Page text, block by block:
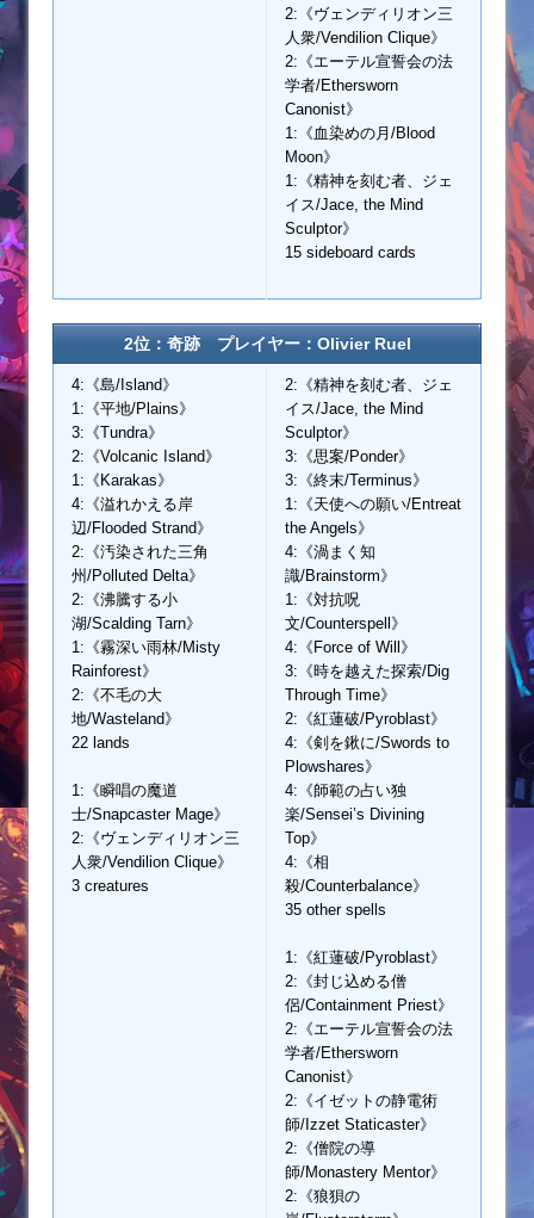
2:《ヴェンディリオン三
人衆/Vendilion Clique》
2:《エーテル宣誓会の法
学者/Ethersworn
Canonist》
1:《血染めの月/Blood
Moon》
1:《精神を刻む者、ジェ
イス/Jace, the Mind
Sculptor》
15 sideboard cards
2位：奇跡 プレイヤー：Olivier Ruel
4:《島/Island》
1:《平地/Plains》
3:《Tundra》
2:《Volcanic Island》
1:《Karakas》
4:《溢れかえる岸
辺/Flooded Strand》
2:《汚染された三角
州/Polluted Delta》
2:《沸騰する小
湖/Scalding Tarn》
1:《霧深い雨林/Misty
Rainforest》
2:《不毛の大
地/Wasteland》
22 lands
1:《瞬唱の魔道
士/Snapcaster Mage》
2:《ヴェンディリオン三
人衆/Vendilion Clique》
3 creatures
2:《精神を刻む者、ジェ
イス/Jace, the Mind
Sculptor》
3:《思案/Ponder》
3:《終末/Terminus》
1:《天使への願い/Entreat
the Angels》
4:《渦まく知
識/Brainstorm》
1:《対抗呪
文/Counterspell》
4:《Force of Will》
3:《時を越えた探索/Dig
Through Time》
2:《紅蓮破/Pyroblast》
4:《剣を鍬に/Swords to
Plowshares》
4:《師範の占い独
楽/Sensei’s Divining
Top》
4:《相
殺/Counterbalance》
35 other spells
1:《紅蓮破/Pyroblast》
2:《封じ込める僧
侶/Containment Priest》
2:《エーテル宣誓会の法
学者/Ethersworn
Canonist》
2:《イゼットの静電術
師/Izzet Staticaster》
2:《僧院の導
師/Monastery Mentor》
2:《狼狽の